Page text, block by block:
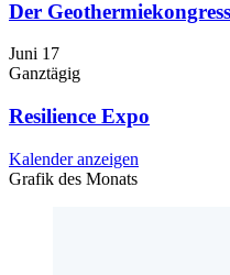
Der
Juni 17
Ganztägig
Resilience Expo
Kalender anzeigen
Grafik des Monats